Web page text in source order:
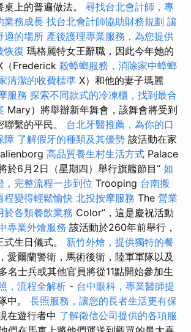
上的普遍做法。 尋找台北會計師，專
業務成長 找台北會計師協助財務規劃 讓
適的場所 產後護理專業服務，為您提供
恢復 瑪格麗特女王辭職，因此今年她的
（Frederick 殺蟑螂服務，消除家中蟑螂
清潔的收費標準 X）和他的妻子瑪麗
服務 探索不同款式的冷凍櫃，找到最合
Mary）將舉辦新年舞會，該舞會將受到
繫的平民。 台北牙醫推薦，為你的口
障 了解假牙的種類及其優勢 該活動在家
高品質養生村生活方式 Palace
於6月2日（星期四）舉行旗艦節目“ 如
，完整流程一步到位 Trooping 台南搬
程變得輕鬆愉快 北投按摩服務 The 營業
於各類餐飲業務 Color”，這是慶祝活動
專業外燴服務 該活動於260年前舉行，
生日儀式。 新竹外燴，提供獨特的餐
愛爾蘭警衛​​，馬術後衛，陸軍軍隊以及
名士兵或其他官員將從11點開始參加生
，流程全解析 - 台中眼科，專業醫師提
中。 長照服務，讓您的長者生活更有保
在遊行者中 了解徵信公司提供的各項服